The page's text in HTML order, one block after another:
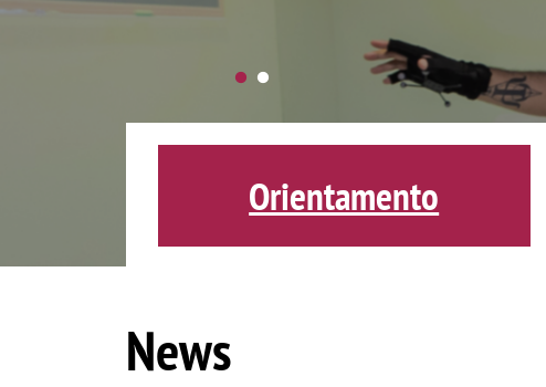
Orientamento
News